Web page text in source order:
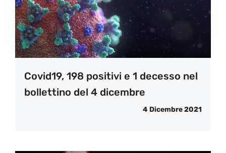
Covid19, 198 positivi e 1 decesso nel
bollettino del 4 dicembre
4 Dicembre 2021